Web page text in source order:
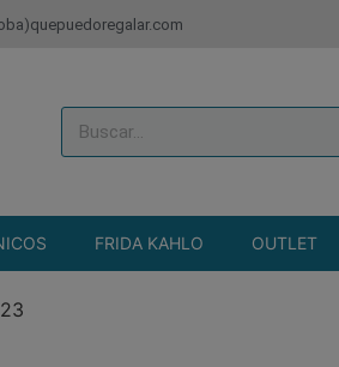
FRIDA KAHLO OUTLET